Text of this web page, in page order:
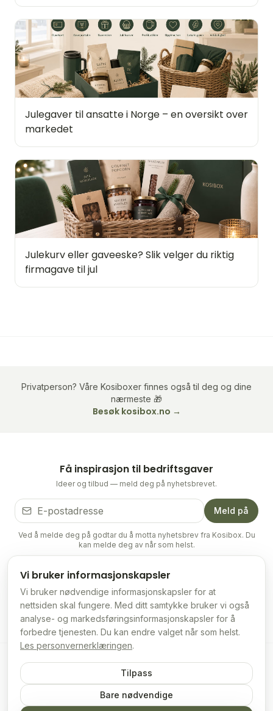
Julegaver til ansatte i Norge – en oversikt over
markedet
Julekurv eller gaveeske? Slik velger du riktig
firmagave til jul
Privatperson? Våre Kosiboxer finnes også til deg og dine
nærmeste 🎁
Besøk kosibox.no →
Få inspirasjon til bedriftsgaver
Ideer og tilbud — meld deg på nyhetsbrevet.
Meld på
Ved å melde deg på godtar du å motta nyhetsbrev fra Kosibox. Du
kan melde deg av når som helst.
©2026Kosiboks AS.Alle rettigheter reservert.
kosibox.nobusiness@kosibox.noArtiklerKontakt oss Vilkår
Personvern
NO
Følg oss
Vi aksepterer
Denne nettsiden drives av:Kosiboks AS · Org.nr: 928 285 219 MVA ·
Vi bruker informasjonskapsler
Vi bruker nødvendige informasjonskapsler for at
nettsiden skal fungere. Med ditt samtykke bruker vi også
analyse- og markedsføringsinformasjonskapsler for å
forbedre tjenesten. Du kan endre valget når som helst.
Les personvernerklæringen.
Tilpass
Bare nødvendige